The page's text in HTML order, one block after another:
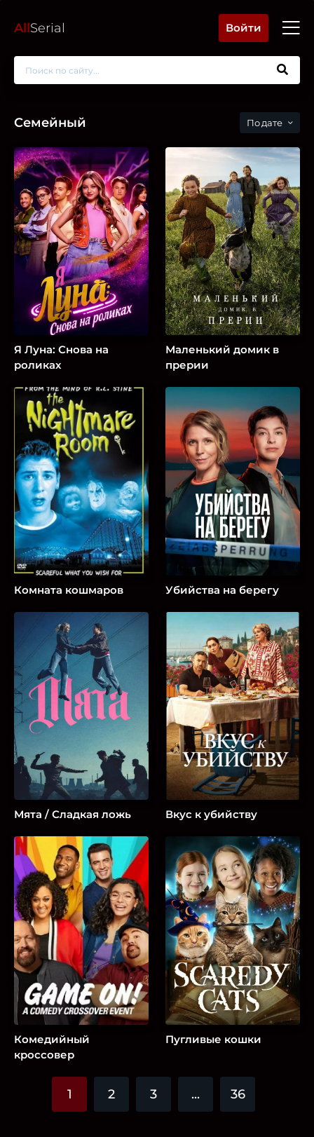
AllSerial Войти
Семейный дате
Я Луна: Снова на
роликах
Маленький домик в
прерии
Комната кошмаров Убийства на берегу
Мята / Сладкая ложь Вкус к убийству
Комедийный
кроссовер
Пугливые кошки
1 2 3 ... 36